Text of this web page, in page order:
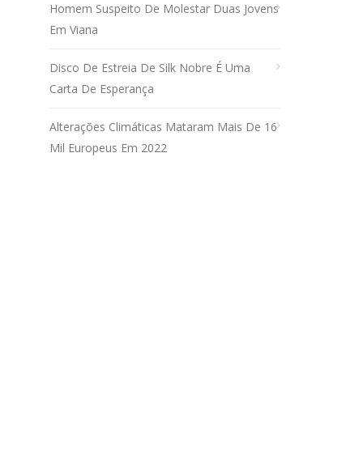
Homem Suspeito De Molestar Duas Jovens
Em Viana
Disco De Estreia De Silk Nobre É Uma
Carta De Esperança
Alterações Climáticas Mataram Mais De 16
Mil Europeus Em 2022